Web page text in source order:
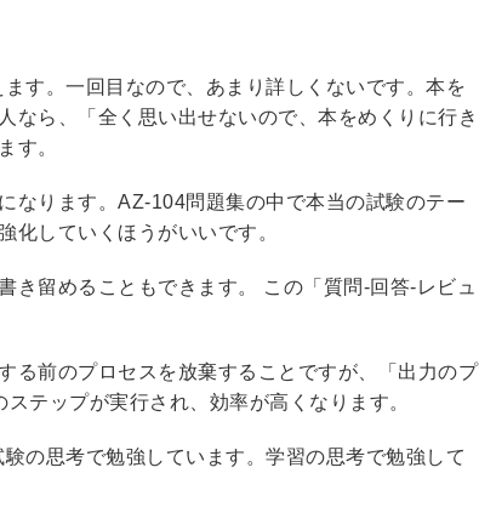
す。一回目なので、あまり詳しくないです。本を
なら、「全く思い出せないので、本をめくりに行き
す。
なります。AZ-104問題集の中で本当の試験のテー
化していくほうがいいです。
き留めることもできます。 この「質問-回答-レビュ
る前のプロセスを放棄することですが、「出力のプ
テップが実行され、効率が高くなります。
の思考で勉強しています。学習の思考で勉強して